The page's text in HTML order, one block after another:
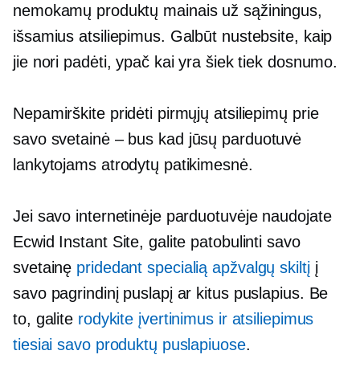
nemokamų produktų mainais už sąžiningus,
išsamius atsiliepimus. Galbūt nustebsite, kaip
jie nori padėti, ypač kai yra šiek tiek dosnumo.
Nepamirškite pridėti pirmųjų atsiliepimų prie
savo svetainė – bus kad jūsų parduotuvė
lankytojams atrodytų patikimesnė.
Jei savo internetinėje parduotuvėje naudojate
Ecwid Instant Site, galite patobulinti savo
svetainę pridedant specialią apžvalgų skiltįį
savo pagrindinį puslapį ar kitus puslapius. Be
to, galite rodykite įvertinimus ir atsiliepimus
tiesiai savo produktų puslapiuose.